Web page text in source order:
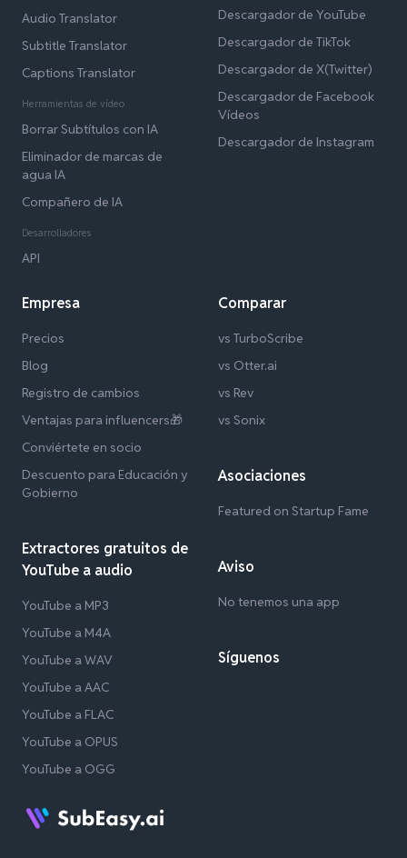
Audio Translator
Subtitle Translator
Captions Translator
Herramientas de vídeo
Borrar Subtítulos con IA
Eliminador de marcas de
agua IA
Compañero de IA
Desarrolladores
API
Descargador de YouTube
Descargador de TikTok
Descargador de X(Twitter)
Descargador de Facebook
Vídeos
Descargador de Instagram
Empresa
Precios
Blog
Registro de cambios
Ventajas para influencers🎁
Conviértete en socio
Descuento para Educación y
Gobierno
Extractores gratuitos de
YouTube a audio
YouTube a MP3
YouTube a M4A
YouTube a WAV
YouTube a AAC
YouTube a FLAC
YouTube a OPUS
YouTube a OGG
Comparar
vs TurboScribe
vs Otter.ai
vs Rev
vs Sonix
Asociaciones
Featured on Startup Fame
Aviso
No tenemos una app
Síguenos